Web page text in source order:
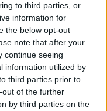
to third parties, or
information for
the below opt-out
note that after your
continue seeing
information utilized by
third parties prior to
of the further
by third parties on the
de la